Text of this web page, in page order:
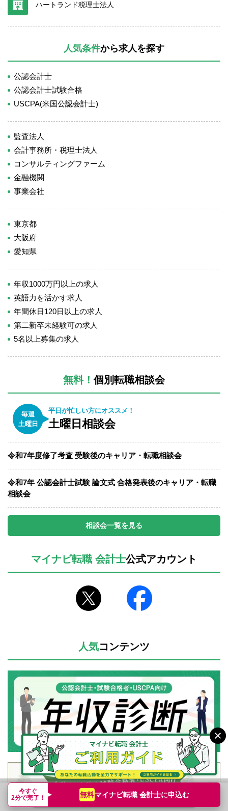
今すぐ
2分で完了！
無料マイナビ転職 会計士に申込む
簡単無料 転職支援サービス申込み
ハートランド税理士法人
人気条件から求人を探す
公認会計士
公認会計士試験合格
USCPA(米国公認会計士)
監査法人
会計事務所・税理士法人
コンサルティングファーム
金融機関
事業会社
東京都
大阪府
愛知県
年収1000万円以上の求人
英語力を活かす求人
年間休日120日以上の求人
第二新卒未経験可の求人
5名以上募集の求人
無料！ 個別転職相談会
毎週
土曜日
平日が忙しい方にオススメ！
土曜日相談会
令和7年度修了考査 受験後のキャリア・転職相談会
令和7年 公認会計士試験 論文式 合格発表後のキャリア・転職
相談会
相談会一覧を見る
マイナビ転職 会計士公式アカウント
人気コンテンツ